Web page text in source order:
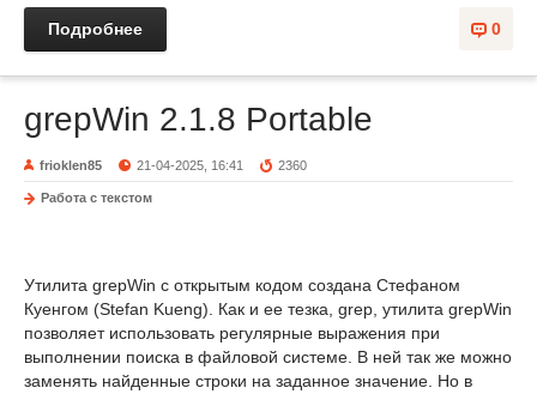
0
Подробнее
grepWin 2.1.8 Portable
frioklen85 21-04-2025, 16:41 2360
Работа с текстом
Утилита grepWin с открытым кодом создана Стефаном
Куенгом (Stefan Kueng). Как и ее тезка, grep, утилита grepWin
позволяет использовать регулярные выражения при
выполнении поиска в файловой системе. В ней так же можно
заменять найденные строки на заданное значение. Но в